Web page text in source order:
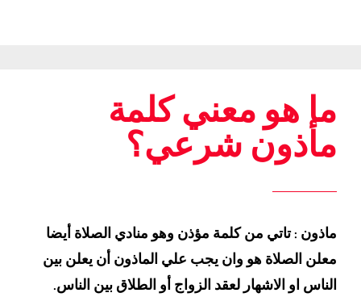
ما هو معني كلمة
مأذون شرعي؟
ماذون : تاتي من كلمة مؤذن وهو منادي الصلاة أيضا
معلن الصلاة هو وان يجب علي الماذون أن يعلن بين
الناس او الاشهار لعقد الزواج أو الطلاق بين الناس.